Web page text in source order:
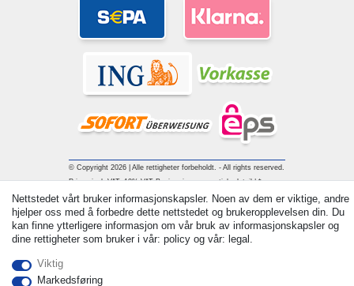
© Copyright 2026 | Alle rettigheter forbeholdt. - All rights reserved.
Prices incl. VAT. 19% VAT Basic prices see article detail | *
Applies to deliveries to the UK!
Nettstedet vårt bruker informasjonskapsler. Noen av dem er viktige, andre
hjelper oss med å forbedre dette nettstedet og brukeropplevelsen din. Du
kan finne ytterligere informasjon om vår bruk av informasjonskapsler og
dine rettigheter som bruker i vår: policy og vår: legal.
Viktig
Markedsføring
Withdraw from contract here